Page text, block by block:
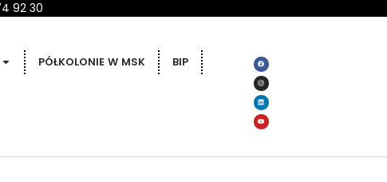
92 30
PÓŁKOLONIE W MSK BIP